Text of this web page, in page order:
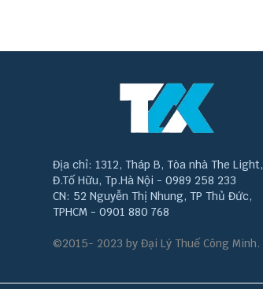
Địa chỉ: 1312, Tháp B, Tòa nhà The Light,
Đ.Tố Hữu, Tp.Hà Nội - 0989 258 233
CN: 52 Nguyễn Thị Nhung, TP Thủ Đức,
TPHCM - 0901 880 768
©2015- 2023 by Đại Lý Thuế Công Minh.